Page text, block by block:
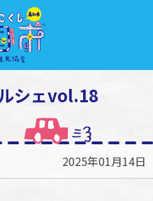
シェvol.18
2025年01月14日